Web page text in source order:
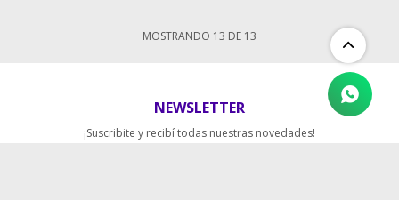
MOSTRANDO 13 DE 13
NEWSLETTER
¡Suscribite y recibí todas nuestras novedades!